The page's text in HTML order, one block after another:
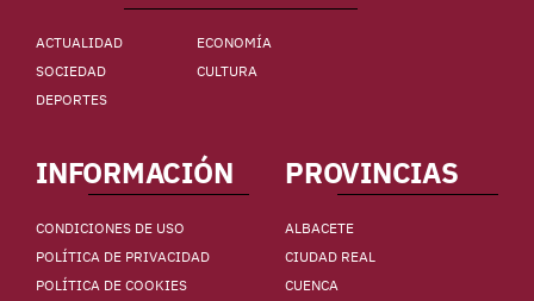
ACTUALIDAD
ECONOMÍA
SOCIEDAD
CULTURA
DEPORTES
INFORMACIÓN
CONDICIONES DE USO
POLÍTICA DE PRIVACIDAD
POLÍTICA DE COOKIES
PROVINCIAS
ALBACETE
CIUDAD REAL
CUENCA